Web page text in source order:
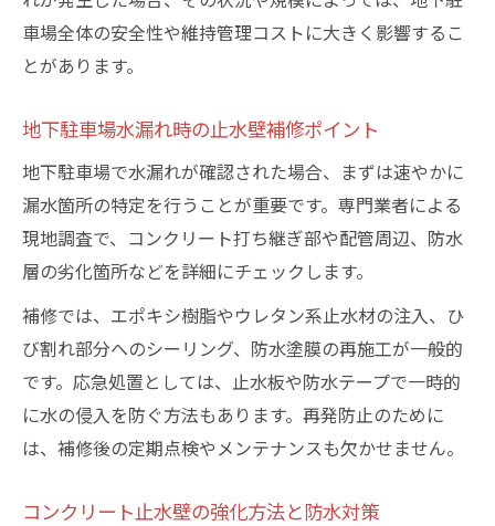
車場全体の安全性や維持管理コストに大きく影響するこ
とがあります。
地下駐車場水漏れ時の止水壁補修ポイント
地下駐車場で水漏れが確認された場合、まずは速やかに
漏水箇所の特定を行うことが重要です。専門業者による
現地調査で、コンクリート打ち継ぎ部や配管周辺、防水
層の劣化箇所などを詳細にチェックします。
補修では、エポキシ樹脂やウレタン系止水材の注入、ひ
び割れ部分へのシーリング、防水塗膜の再施工が一般的
です。応急処置としては、止水板や防水テープで一時的
に水の侵入を防ぐ方法もあります。再発防止のために
は、補修後の定期点検やメンテナンスも欠かせません。
コンクリート止水壁の強化方法と防水対策